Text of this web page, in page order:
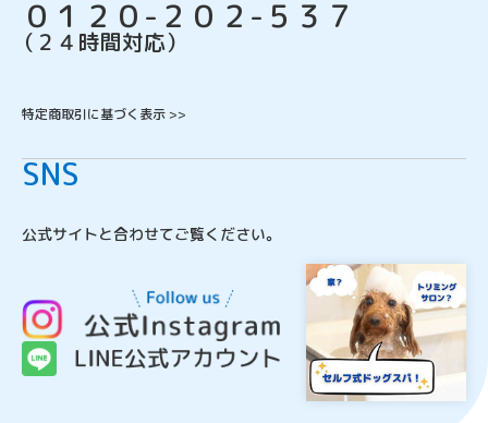
０１２０-２０２-５３７
（２４時間対応）
特定商取引に基づく表示 >>
SNS
公式サイトと合わせてご覧ください。